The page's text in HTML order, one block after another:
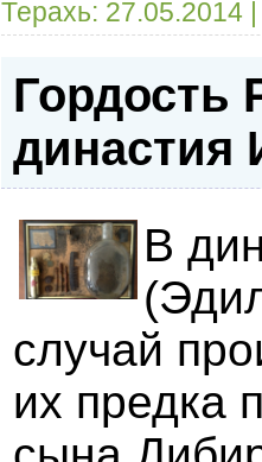
Терахь: 27.05.2014
Гордость
династия
В
случай
их предка